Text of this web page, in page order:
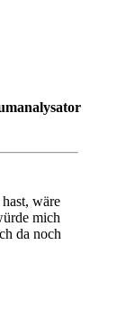
wäre
mich
da noch